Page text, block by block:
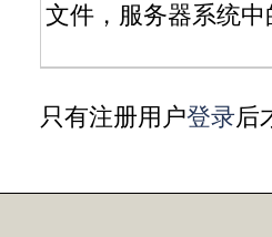
文件，服务器系统中
只有注册用户登录后